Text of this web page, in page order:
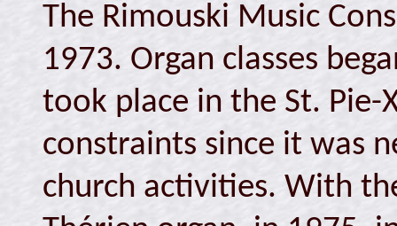
The Rimouski Music
1973. Organ classes
took place in the St.
constraints since it was
church activities. With